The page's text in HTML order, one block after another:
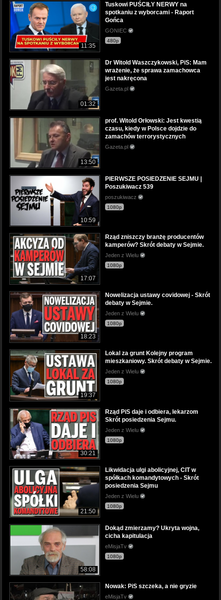
11:35
Tuskowi PUŚCIŁY NERWY na
spotkaniu z wyborcami - Raport
Gońca
GONIEC
480p
01:32
Dr Witold Waszczykowski, PiS: Mam
wrażenie, że sprawa zamachowca
jest nakręcona
Gazeta.pl
13:50
prof. Witold Orłowski: Jest kwestią
czasu, kiedy w Polsce dojdzie do
zamachów terrorystycznych
Gazeta.pl
10:59
PIERWSZE POSIEDZENIE SEJMU |
Poszukiwacz 539
poszukiwacz
1080p
17:07
Rząd zniszczy branżę producentów
kamperów? Skrót debaty w Sejmie.
Jeden z Wielu
1080p
18:23
Nowelizacja ustawy covidowej - Skrót
debaty w Sejmie.
Jeden z Wielu
1080p
19:37
Lokal za grunt Kolejny program
mieszkaniowy. Skrót debaty w Sejmie.
Jeden z Wielu
1080p
30:21
Rząd PiS daje i odbiera, lekarzom
Skrót posiedzenia Sejmu.
Jeden z Wielu
1080p
21:50
Likwidacja ulgi abolicyjnej, CIT w
spółkach komandytowych - Skrót
posiedzenia Sejmu
Jeden z Wielu
1080p
58:08
Dokąd zmierzamy? Ukryta wojna,
cicha kapitulacja
eMisjaTv
1080p
Nowak: PiS szczeka, a nie gryzie
eMisjaTv